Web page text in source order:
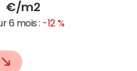
€/m2
6 mois : -12 %